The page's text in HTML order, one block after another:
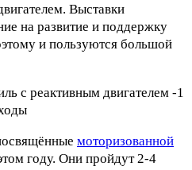
Выставки
на развитие и поддержку
и пользуются большой
моторизованной
году. Они пройдут 2-4